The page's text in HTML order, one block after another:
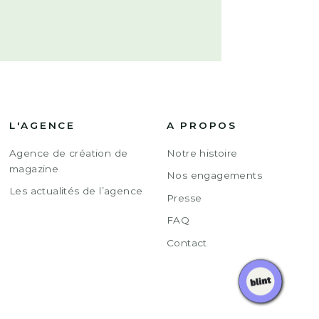
L'AGENCE
Agence de création de
magazine
Les actualités de l’agence
A PROPOS
Notre histoire
Nos engagements
Presse
FAQ
Contact